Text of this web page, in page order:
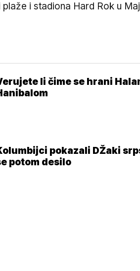
i stadiona Hard Rok u
li čime se hrani
pokazali DŽaki
potom desilo